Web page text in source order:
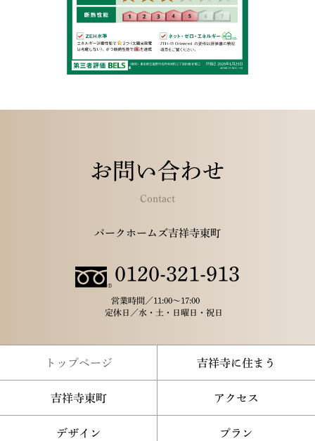
お問い合わせ
Contact
パークホームズ吉祥寺東町
0120-321-913
営業時間／11:00～17:00
定休日／水・土・日曜日・祝日
トップページ 吉祥寺に住まう
吉祥寺東町 アクセス
デザイン プラン